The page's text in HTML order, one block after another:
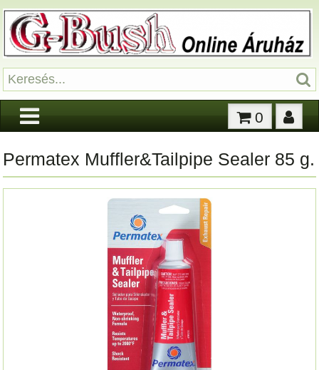
0
Permatex Muffler&Tailpipe Sealer 85 g.